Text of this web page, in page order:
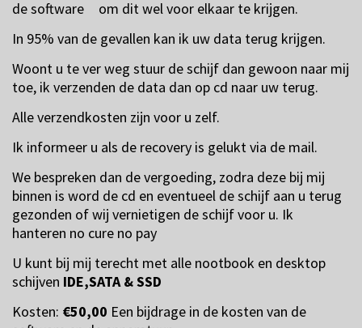
de software om dit wel voor elkaar te krijgen.
In 95% van de gevallen kan ik uw data terug krijgen.
Woont u te ver weg stuur de schijf dan gewoon naar mij
toe, ik verzenden de data dan op cd naar uw terug.
Alle verzendkosten zijn voor u zelf.
Ik informeer u als de recovery is gelukt via de mail.
We bespreken dan de vergoeding, zodra deze bij mij
binnen is word de cd en eventueel de schijf aan u terug
gezonden of wij vernietigen de schijf voor u. Ik
hanteren no cure no pay
U kunt bij mij terecht met alle nootbook en desktop
schijven IDE,SATA & SSD
Kosten: €50,00 Een bijdrage in de kosten van de